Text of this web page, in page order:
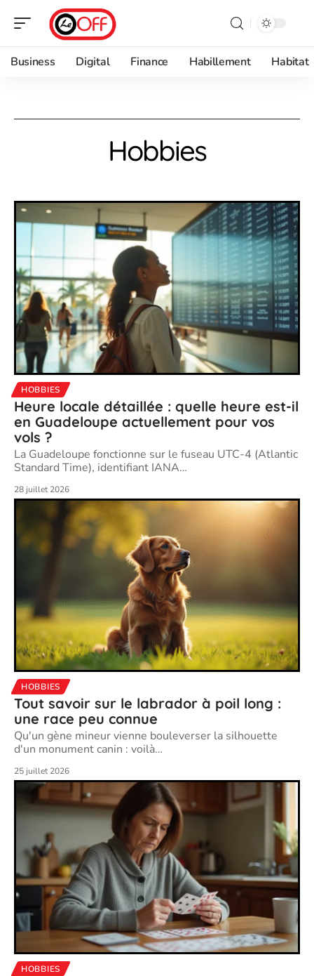
Business Digital Finance Habillement Habitat
Hobbies
HOBBIES
Heure locale détaillée : quelle heure est-il
en Guadeloupe actuellement pour vos
vols ?
La Guadeloupe fonctionne sur le fuseau UTC-4 (Atlantic
Standard Time), identifiant IANA…
28 juillet 2026
HOBBIES
Tout savoir sur le labrador à poil long :
une race peu connue
Qu'un gène mineur vienne bouleverser la silhouette
d'un monument canin : voilà…
25 juillet 2026
HOBBIES